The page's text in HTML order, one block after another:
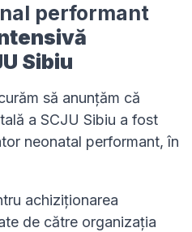
performant
Sibiu
să anunțăm că
a SCJU Sibiu a fost
neonatal performant, în
achiziționarea
de către organizația